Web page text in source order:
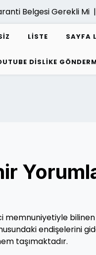
Gerekli Mi |
LISTE SAYFA
DISLIKE
memnuniyetiyle
endişelerini
taşımaktadır.